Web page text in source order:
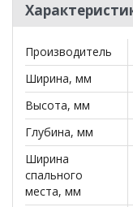
Декор - это не
дивану, но и
Он устойчив к
в уходе.
Механизм
Наполнение
Каркас
Общие
Производитель
Ширина, мм
Высота, мм
Глубина, мм
Ширина
спального
места, мм